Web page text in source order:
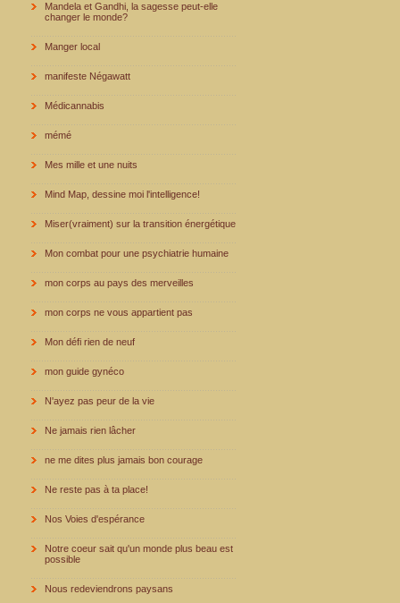
Mandela et Gandhi, la sagesse peut-elle
changer le monde?
Manger local
manifeste Négawatt
Médicannabis
mémé
Mes mille et une nuits
Mind Map, dessine moi l'intelligence!
Miser(vraiment) sur la transition énergétique
Mon combat pour une psychiatrie humaine
mon corps au pays des merveilles
mon corps ne vous appartient pas
Mon défi rien de neuf
mon guide gynéco
N'ayez pas peur de la vie
Ne jamais rien lâcher
ne me dites plus jamais bon courage
Ne reste pas à ta place!
Nos Voies d'espérance
Notre coeur sait qu'un monde plus beau est
possible
Nous redeviendrons paysans